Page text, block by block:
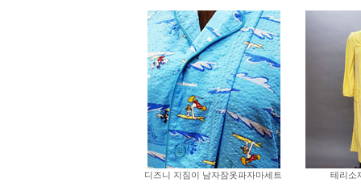
디즈니 지짐이 남자잠옷파자마세트 테리소